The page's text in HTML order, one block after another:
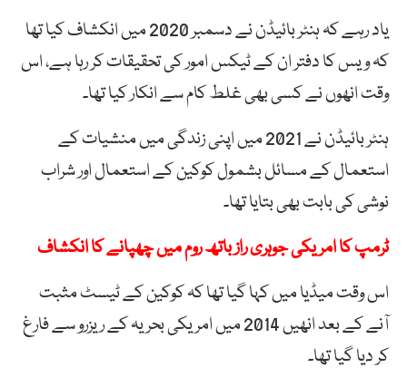
یاد رہے کہ ہنٹر بائیڈن نے دسمبر 2020 میں انکشاف کیا تھا
کہ ویس کا دفتر ان کے ٹیکس امور کی تحقیقات کر رہا ہے، اس
وقت انھوں نے کسی بھی غلط کام سے انکار کیا تھا۔
ہنٹر بائیڈن نے 2021 میں اپنی زندگی میں منشیات کے
استعمال کے مسائل بشمول کوکین کے استعمال اور شراب
نوشی کی بابت بھی بتایا تھا۔
ٹرمپ کا امریکی جوہری راز باتھ روم میں چھپانے کا انکشاف
اس وقت میڈیا میں کہا گیا تھا کہ کوکین کے ٹیسٹ مثبت
آنے کے بعد انھیں 2014 میں امریکی بحریہ کے ریزرو سے فارغ
کر دیا گیا تھا۔